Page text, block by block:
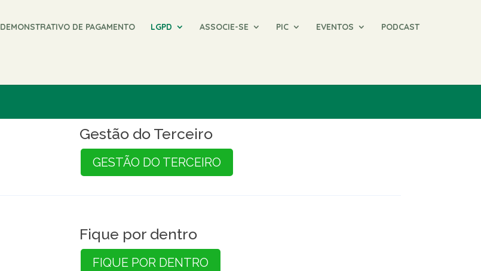
DEMONSTRATIVO DE PAGAMENTO LGPD ASSOCIE-SE PIC EVENTOS PODCAST
Gestão do Terceiro
GESTÃO DO TERCEIRO
Fique por dentro
FIQUE POR DENTRO